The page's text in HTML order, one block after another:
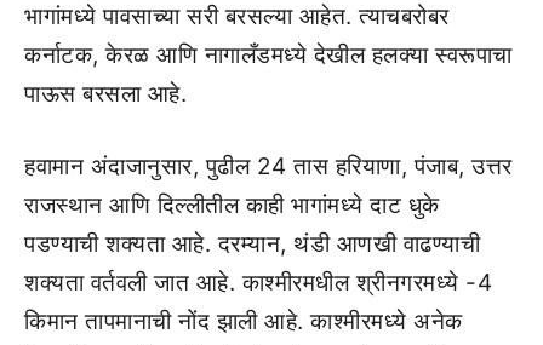
भागांमध्ये पावसाच्या सरी बरसल्या आहेत. त्याचबरोबर
कर्नाटक, केरळ आणि नागालँडमध्ये देखील हलक्या स्वरूपाचा
पाऊस बरसला आहे.
हवामान अंदाजानुसार, पुढील 24 तास हरियाणा, पंजाब, उत्तर
राजस्थान आणि दिल्लीतील काही भागांमध्ये दाट धुके
पडण्याची शक्यता आहे. दरम्यान, थंडी आणखी वाढण्याची
शक्यता वर्तवली जात आहे. काश्मीरमधील श्रीनगरमध्ये -4
किमान तापमानाची नोंद झाली आहे. काश्मीरमध्ये अनेक